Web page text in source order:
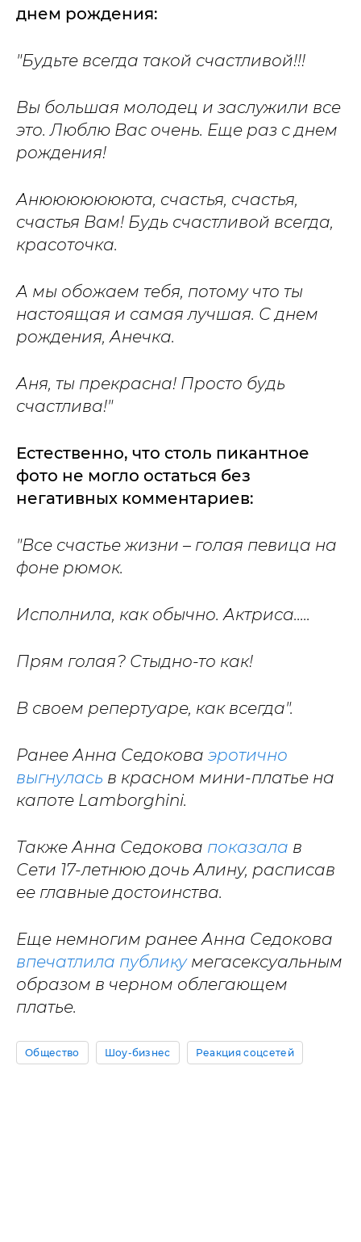
днем рождения:
"Будьте всегда такой счастливой!!!
Вы большая молодец и заслужили все
это. Люблю Вас очень. Еще раз с днем
рождения!
Анюююююююта, счастья, счастья,
счастья Вам! Будь счастливой всегда,
красоточка.
А мы обожаем тебя, потому что ты
настоящая и самая лучшая. С днем
рождения, Анечка.
Аня, ты прекрасна! Просто будь
счастлива!"
Естественно, что столь пикантное
фото не могло остаться без
негативных комментариев:
"Все счастье жизни – голая певица на
фоне рюмок.
Исполнила, как обычно. Актриса.....
Прям голая? Стыдно-то как!
В своем репертуаре, как всегда".
Ранее Анна Седокова эротично
выгнулась в красном мини-платье на
капоте Lamborghini.
Также Анна Седокова показала в
Сети 17-летнюю дочь Алину, расписав
ее главные достоинства.
Еще немногим ранее Анна Седокова
впечатлила публикумегасексуальным
образом в черном облегающем
платье.
Общество Шоу-бизнес Реакция соцсетей